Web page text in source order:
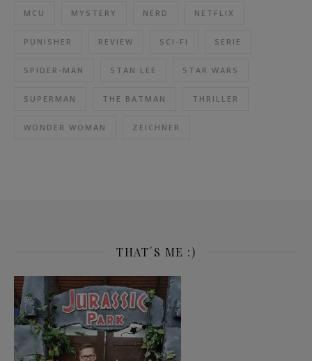
MCU MYSTERY NERD NETFLIX
PUNISHER REVIEW SCI-FI SERIE
SPIDER-MAN STAN LEE STAR WARS
SUPERMAN THE BATMAN THRILLER
WONDER WOMAN ZEICHNER
THAT´S ME :)